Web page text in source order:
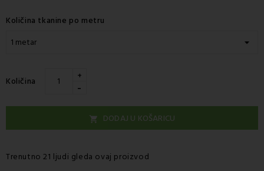
Količina tkanine po metru
Količina +
-
 DODAJ U KOŠARICU
Trenutno 21 ljudi gleda ovaj proizvod